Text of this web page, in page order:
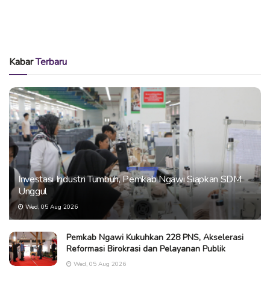
KabarTerbaru
Investasi Industri Tumbuh, Pemkab Ngawi Siapkan SDM
Unggul
Wed, 05 Aug 2026
Pemkab Ngawi Kukuhkan 228 PNS, Akselerasi
Reformasi Birokrasi dan Pelayanan Publik
Wed, 05 Aug 2026